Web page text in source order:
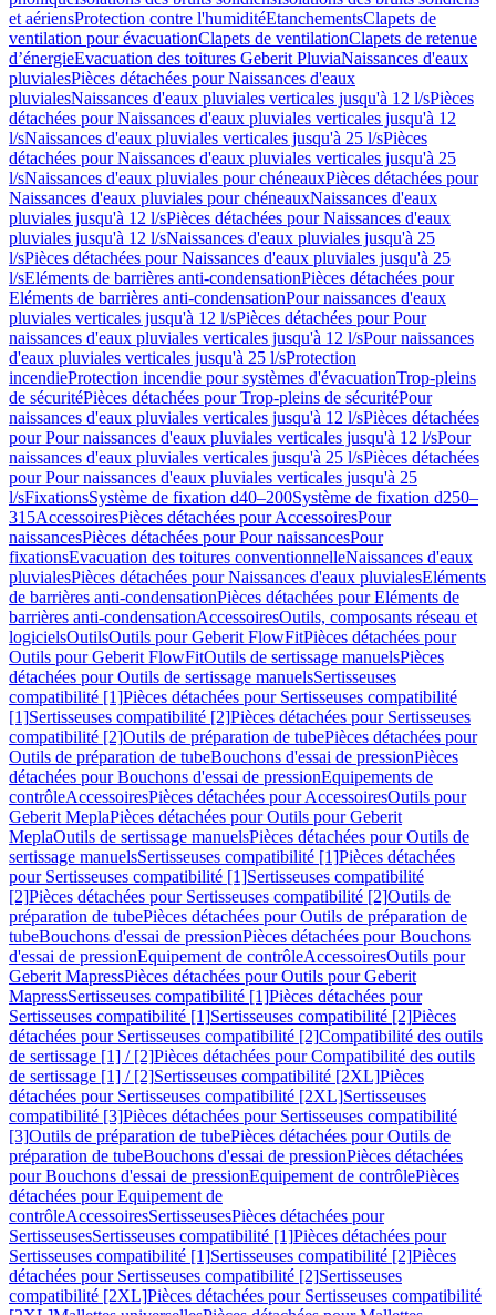
et aériensProtection contre l'humiditéEtanchementsClapets de
ventilation pour évacuationClapets de ventilationClapets de retenue
d’énergieEvacuation des toitures Geberit PluviaNaissances d'eaux
pluvialesPièces détachées pour Naissances d'eaux
pluvialesNaissances d'eaux pluviales verticales jusqu'à 12 l/sPièces
détachées pour Naissances d'eaux pluviales verticales jusqu'à 12
l/sNaissances d'eaux pluviales verticales jusqu'à 25 l/sPièces
détachées pour Naissances d'eaux pluviales verticales jusqu'à 25
l/sNaissances d'eaux pluviales pour chéneauxPièces détachées pour
Naissances d'eaux pluviales pour chéneauxNaissances d'eaux
pluviales jusqu'à 12 l/sPièces détachées pour Naissances d'eaux
pluviales jusqu'à 12 l/sNaissances d'eaux pluviales jusqu'à 25
l/sPièces détachées pour Naissances d'eaux pluviales jusqu'à 25
l/sEléments de barrières anti-condensationPièces détachées pour
Eléments de barrières anti-condensationPour naissances d'eaux
pluviales verticales jusqu'à 12 l/sPièces détachées pour Pour
naissances d'eaux pluviales verticales jusqu'à 12 l/sPour naissances
d'eaux pluviales verticales jusqu'à 25 l/sProtection
incendieProtection incendie pour systèmes d'évacuationTrop-pleins
de sécuritéPièces détachées pour Trop-pleins de sécuritéPour
naissances d'eaux pluviales verticales jusqu'à 12 l/sPièces détachées
pour Pour naissances d'eaux pluviales verticales jusqu'à 12 l/sPour
naissances d'eaux pluviales verticales jusqu'à 25 l/sPièces détachées
pour Pour naissances d'eaux pluviales verticales jusqu'à 25
l/sFixationsSystème de fixation d40–200Système de fixation d250–
315AccessoiresPièces détachées pour AccessoiresPour
naissancesPièces détachées pour Pour naissancesPour
fixationsEvacuation des toitures conventionnelleNaissances d'eaux
pluvialesPièces détachées pour Naissances d'eaux pluvialesEléments
de barrières anti-condensationPièces détachées pour Eléments de
barrières anti-condensationAccessoiresOutils, composants réseau et
logicielsOutilsOutils pour Geberit FlowFitPièces détachées pour
Outils pour Geberit FlowFitOutils de sertissage manuelsPièces
détachées pour Outils de sertissage manuelsSertisseuses
compatibilité [1]Pièces détachées pour Sertisseuses compatibilité
[1]Sertisseuses compatibilité [2]Pièces détachées pour Sertisseuses
compatibilité [2]Outils de préparation de tubePièces détachées pour
Outils de préparation de tubeBouchons d'essai de pressionPièces
détachées pour Bouchons d'essai de pressionEquipements de
contrôleAccessoiresPièces détachées pour AccessoiresOutils pour
Geberit MeplaPièces détachées pour Outils pour Geberit
MeplaOutils de sertissage manuelsPièces détachées pour Outils de
sertissage manuelsSertisseuses compatibilité [1]Pièces détachées
pour Sertisseuses compatibilité [1]Sertisseuses compatibilité
[2]Pièces détachées pour Sertisseuses compatibilité [2]Outils de
préparation de tubePièces détachées pour Outils de préparation de
tubeBouchons d'essai de pressionPièces détachées pour Bouchons
d'essai de pressionEquipement de contrôleAccessoiresOutils pour
Geberit MapressPièces détachées pour Outils pour Geberit
MapressSertisseuses compatibilité [1]Pièces détachées pour
Sertisseuses compatibilité [1]Sertisseuses compatibilité [2]Pièces
détachées pour Sertisseuses compatibilité [2]Compatibilité des outils
de sertissage [1] / [2]Pièces détachées pour Compatibilité des outils
de sertissage [1] / [2]Sertisseuses compatibilité [2XL]Pièces
détachées pour Sertisseuses compatibilité [2XL]Sertisseuses
compatibilité [3]Pièces détachées pour Sertisseuses compatibilité
[3]Outils de préparation de tubePièces détachées pour Outils de
préparation de tubeBouchons d'essai de pressionPièces détachées
pour Bouchons d'essai de pressionEquipement de contrôlePièces
détachées pour Equipement de
contrôleAccessoiresSertisseusesPièces détachées pour
SertisseusesSertisseuses compatibilité [1]Pièces détachées pour
Sertisseuses compatibilité [1]Sertisseuses compatibilité [2]Pièces
détachées pour Sertisseuses compatibilité [2]Sertisseuses
compatibilité [2XL]Pièces détachées pour Sertisseuses compatibilité